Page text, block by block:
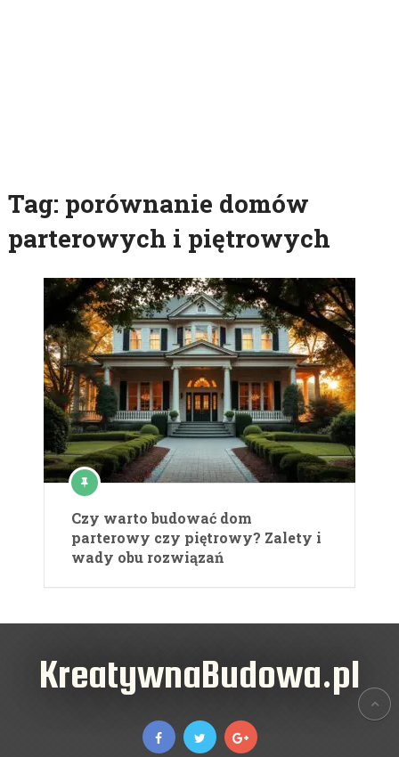
Tag: porównanie domów
parterowych i piętrowych
Czy warto budować dom
parterowy czy piętrowy? Zalety i
wady obu rozwiązań
KreatywnaBudowa.pl